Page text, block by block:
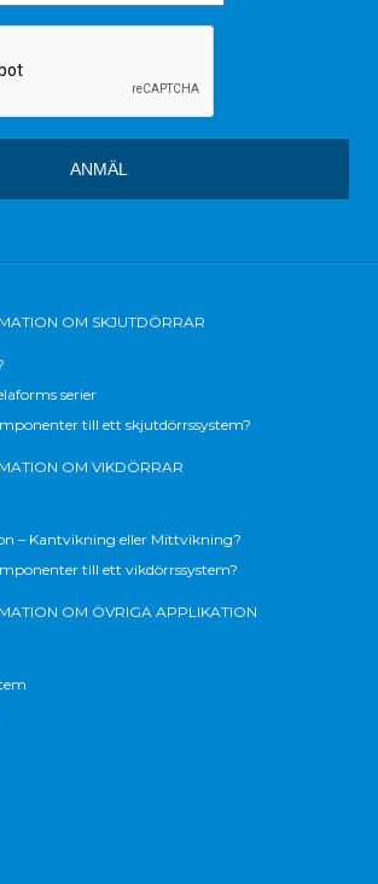
OM SKJUTDÖRRAR
serier
till ett skjutdörrssystem?
OM VIKDÖRRAR
– Kantvikning eller Mittvikning?
till ett vikdörrssystem?
OM ÖVRIGA APPLIKATION